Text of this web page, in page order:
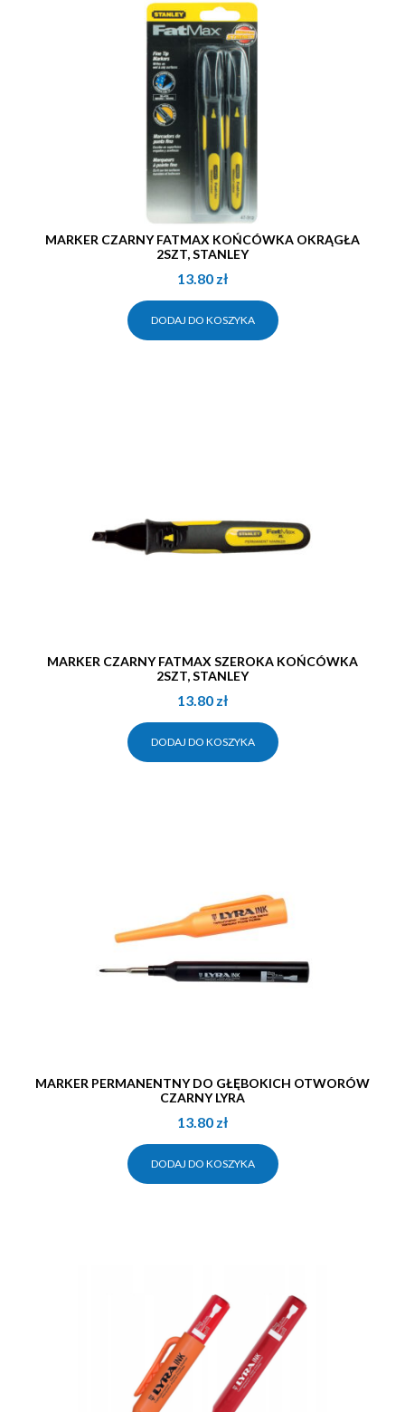
MARKER CZARNY FATMAX KOŃCÓWKA OKRĄGŁA
2SZT, STANLEY
13.80 zł
DODAJ DO KOSZYKA
MARKER CZARNY FATMAX SZEROKA KOŃCÓWKA
2SZT, STANLEY
13.80 zł
DODAJ DO KOSZYKA
MARKER PERMANENTNY DO GŁĘBOKICH OTWORÓW
CZARNY LYRA
13.80 zł
DODAJ DO KOSZYKA